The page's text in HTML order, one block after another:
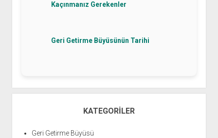
Kaçınmanız Gerekenler
Geri Getirme Büyüsünün Tarihi
KATEGORILER
Geri Getirme Büyüsü